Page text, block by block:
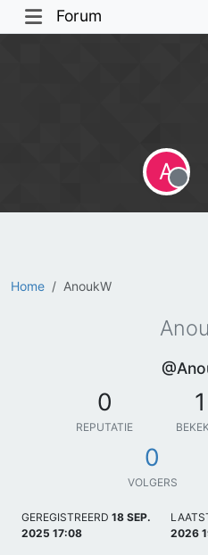
Forum
Home AnoukW
A
0
REPUTATIE
1
0
VOLGERS
GEREGISTREERD 18 SEP.
2025 17:08
2026